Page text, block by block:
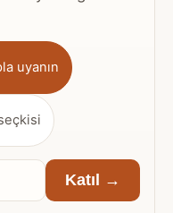
uyanın
Katıl →